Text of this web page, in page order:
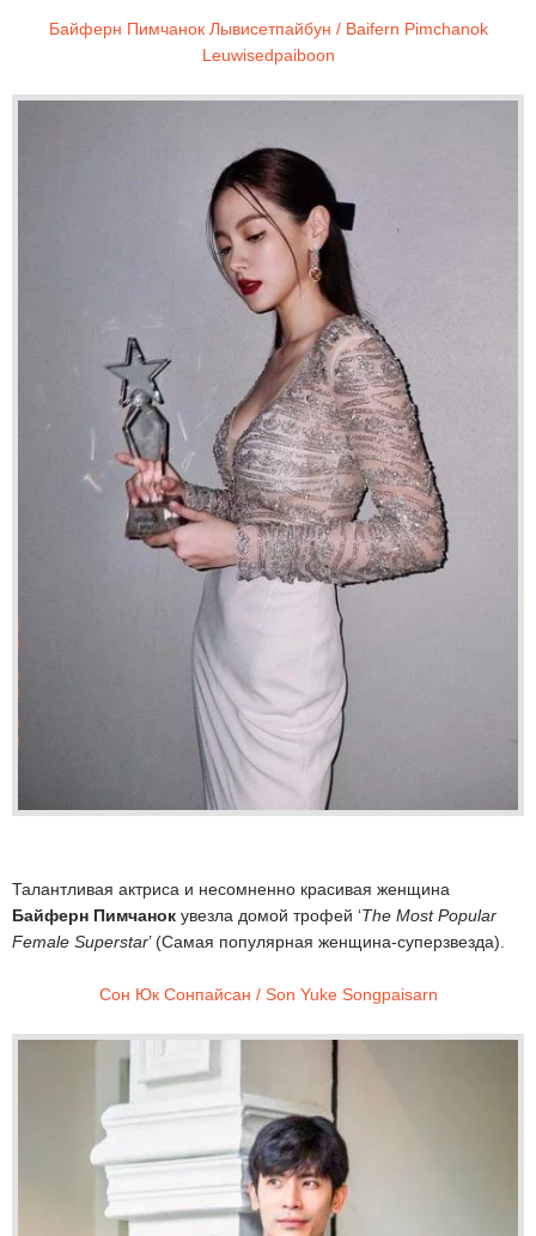
Байферн Пимчанок Лывисетпайбун / Baifern Pimchanok
Leuwisedpaiboon
Талантливая актриса и несомненно красивая женщина
Байферн Пимчанок увезла домой трофей ‘The Most Popular
Female Superstar’ (Самая популярная женщина-суперзвезда).
Сон Юк Сонпайсан / Son Yuke Songpaisarn